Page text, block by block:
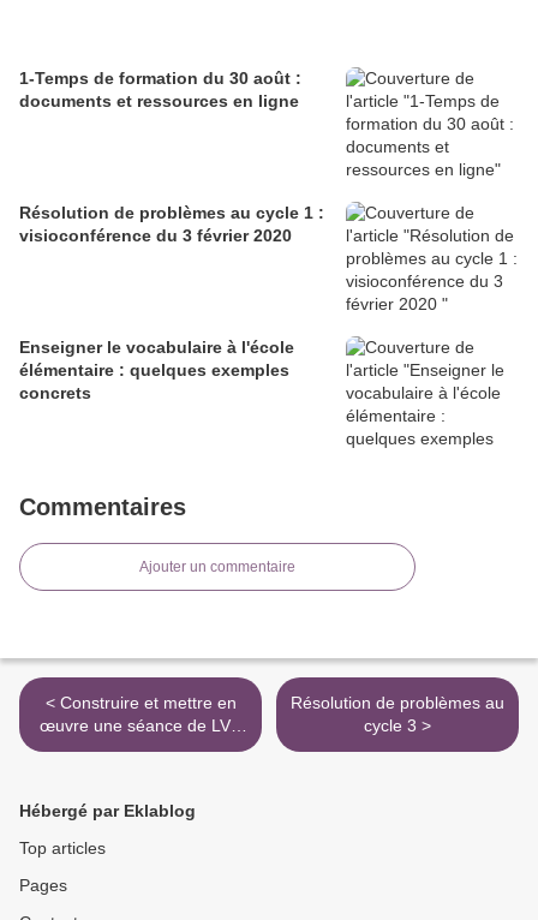
1-Temps de formation du 30 août :
documents et ressources en ligne
Résolution de problèmes au cycle 1 :
visioconférence du 3 février 2020
Enseigner le vocabulaire à l'école
élémentaire : quelques exemples
concrets
Commentaires
Ajouter un commentaire
< Construire et mettre en
œuvre une séance de LVE
à l’école primaire
Résolution de problèmes au
cycle 3 >
Hébergé par Eklablog
Top articles
Pages